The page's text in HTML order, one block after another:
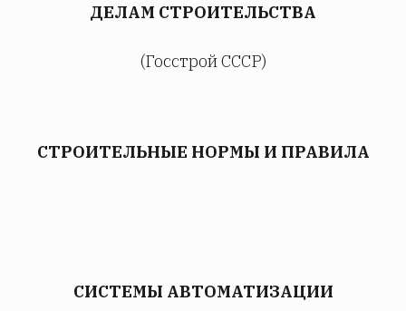
ДЕЛАМ СТРОИТЕЛЬСТВА
(Госстрой СССР)
СТРОИТЕЛЬНЫЕ НОРМЫ И ПРАВИЛА
СИСТЕМЫ АВТОМАТИЗАЦИИ